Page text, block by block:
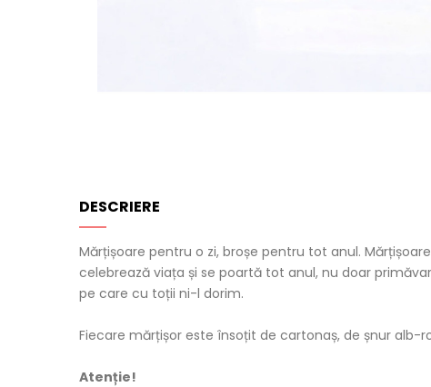
DESCRIERE
Mărțișoare pentru o zi, broșe pentru tot anul.
celebrează viața și se poartă tot anul, nu doar
pe care cu toții ni-l dorim.
Fiecare mărțișor este însoțit de cartonaș, de șnur alb-
Atenție!